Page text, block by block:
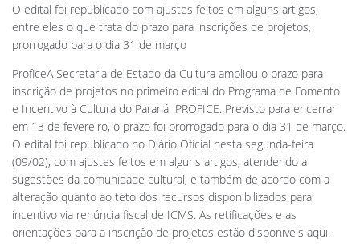
O edital foi republicado com ajustes feitos em alguns artigos,
entre eles o que trata do prazo para inscrições de projetos,
prorrogado para o dia 31 de março
ProficeA Secretaria de Estado da Cultura ampliou o prazo para
inscrição de projetos no primeiro edital do Programa de Fomento
e Incentivo à Cultura do Paraná  PROFICE. Previsto para encerrar
em 13 de fevereiro, o prazo foi prorrogado para o dia 31 de março.
O edital foi republicado no Diário Oficial nesta segunda-feira
(09/02), com ajustes feitos em alguns artigos, atendendo a
sugestões da comunidade cultural, e também de acordo com a
alteração quanto ao teto dos recursos disponibilizados para
incentivo via renúncia fiscal de ICMS. As retificações e as
orientações para a inscrição de projetos estão disponíveis aqui.